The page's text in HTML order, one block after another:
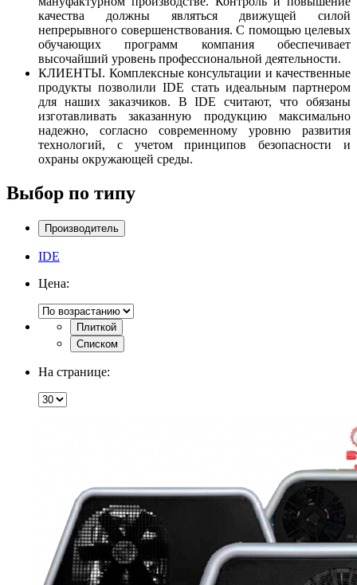
качества должны являться движущей силой
непрерывного совершенствования. С помощью целевых
обучающих программ компания обеспечивает
высочайший уровень профессиональной деятельности.
КЛИЕНТЫ. Комплексные консультации и качественные
продукты позволили IDE стать идеальным партнером
для наших заказчиков. В IDE считают, что обязаны
изготавливать заказанную продукцию максимально
надежно, согласно современному уровню развития
технологий, с учетом принципов безопасности и
охраны окружающей среды.
Выбор по типу
Производитель
IDE
Цена:
Плиткой
Списком
На странице: